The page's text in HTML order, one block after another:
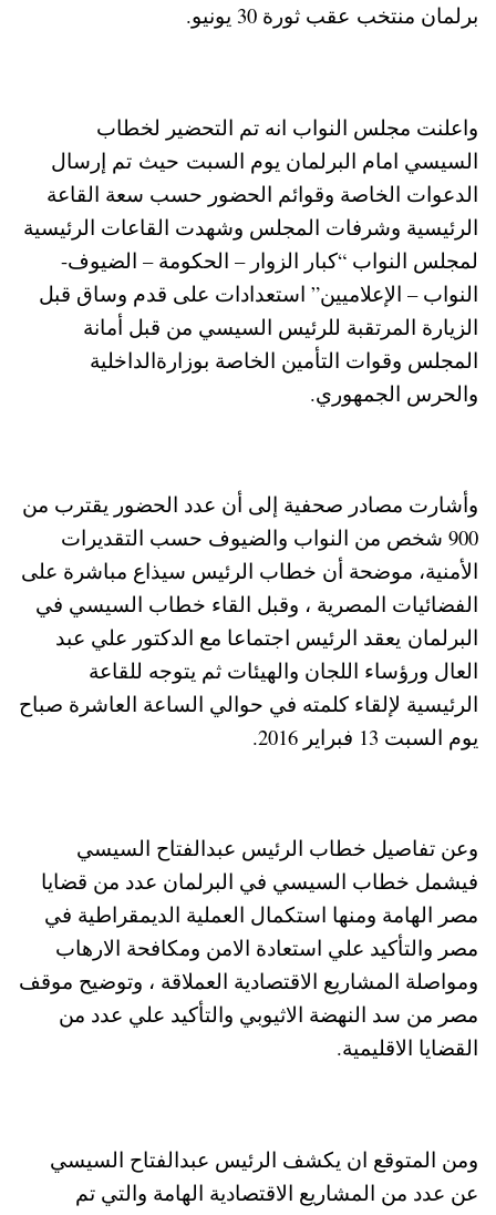
برلمان منتخب عقب ثورة 30 يونيو.
واعلنت مجلس النواب انه تم التحضير لخطاب
السيسي امام البرلمان يوم السبت حيث تم إرسال
الدعوات الخاصة وقوائم الحضور حسب سعة القاعة
الرئيسية وشرفات المجلس وشهدت القاعات الرئيسية
لمجلس النواب “كبار الزوار – الحكومة – الضيوف-
النواب – الإعلاميين” استعدادات على قدم وساق قبل
الزيارة المرتقبة للرئيس السيسي من قبل أمانة
المجلس وقوات التأمين الخاصة بوزارةالداخلية
والحرس الجمهوري.
وأشارت مصادر صحفية إلى أن عدد الحضور يقترب من
900 شخص من النواب والضيوف حسب التقديرات
الأمنية، موضحة أن خطاب الرئيس سيذاع مباشرة على
الفضائيات المصرية ، وقبل القاء خطاب السيسي في
البرلمان يعقد الرئيس اجتماعا مع الدكتور علي عبد
العال ورؤساء اللجان والهيئات ثم يتوجه للقاعة
الرئيسية لإلقاء كلمته في حوالي الساعة العاشرة صباح
يوم السبت 13 فبراير 2016.
وعن تفاصيل خطاب الرئيس عبدالفتاح السيسي
فيشمل خطاب السيسي في البرلمان عدد من قضايا
مصر الهامة ومنها استكمال العملية الديمقراطية في
مصر والتأكيد علي استعادة الامن ومكافحة الارهاب
ومواصلة المشاريع الاقتصادية العملاقة ، وتوضيح موقف
مصر من سد النهضة الاثيوبي والتأكيد علي عدد من
القضايا الاقليمية.
ومن المتوقع ان يكشف الرئيس عبدالفتاح السيسي
عن عدد من المشاريع الاقتصادية الهامة والتي تم